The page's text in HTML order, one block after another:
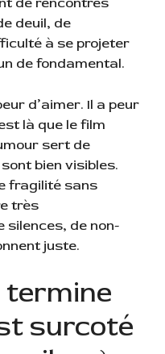
deuil, de
à se projeter
de fondamental.
d’aimer. Il a peur
là que le film
sert de
bien visibles.
fragilité sans
très
silences, de non-
juste.
termine
surcoté